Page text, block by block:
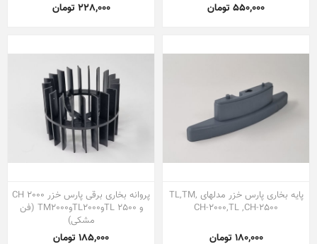
550,000 تومان 228,000 تومان
پایه بخاری پارس خزر مدلهای TL,TM,
CH-2000,TL ,CH-2500
180,000 تومان
پروانه بخاری برقی پارس خزر CH 2000
و TL 2500وTL2000وTM2000 (فن
مشکی)
185,000 تومان